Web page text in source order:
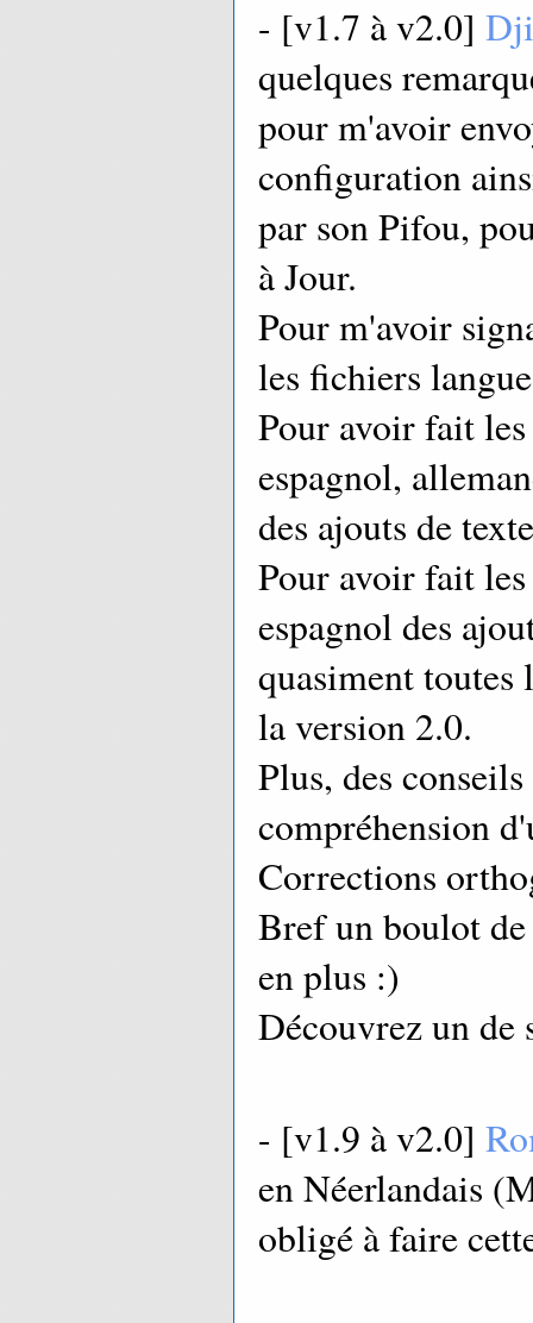
- [v1.7 à v2.0]
quelques
pour m'avoir
configuration
par son Pifou,
à Jour.
Pour m'avoir
les fichiers
Pour avoir fait
espagnol,
des ajouts de
Pour avoir fait
espagnol des
quasiment toutes
la version 2.0.
Plus, des
compréhension
Corrections
Bref un boulot
en plus :)
Découvrez un
- [v1.9 à v2.0]
en Néerlandais
obligé à faire